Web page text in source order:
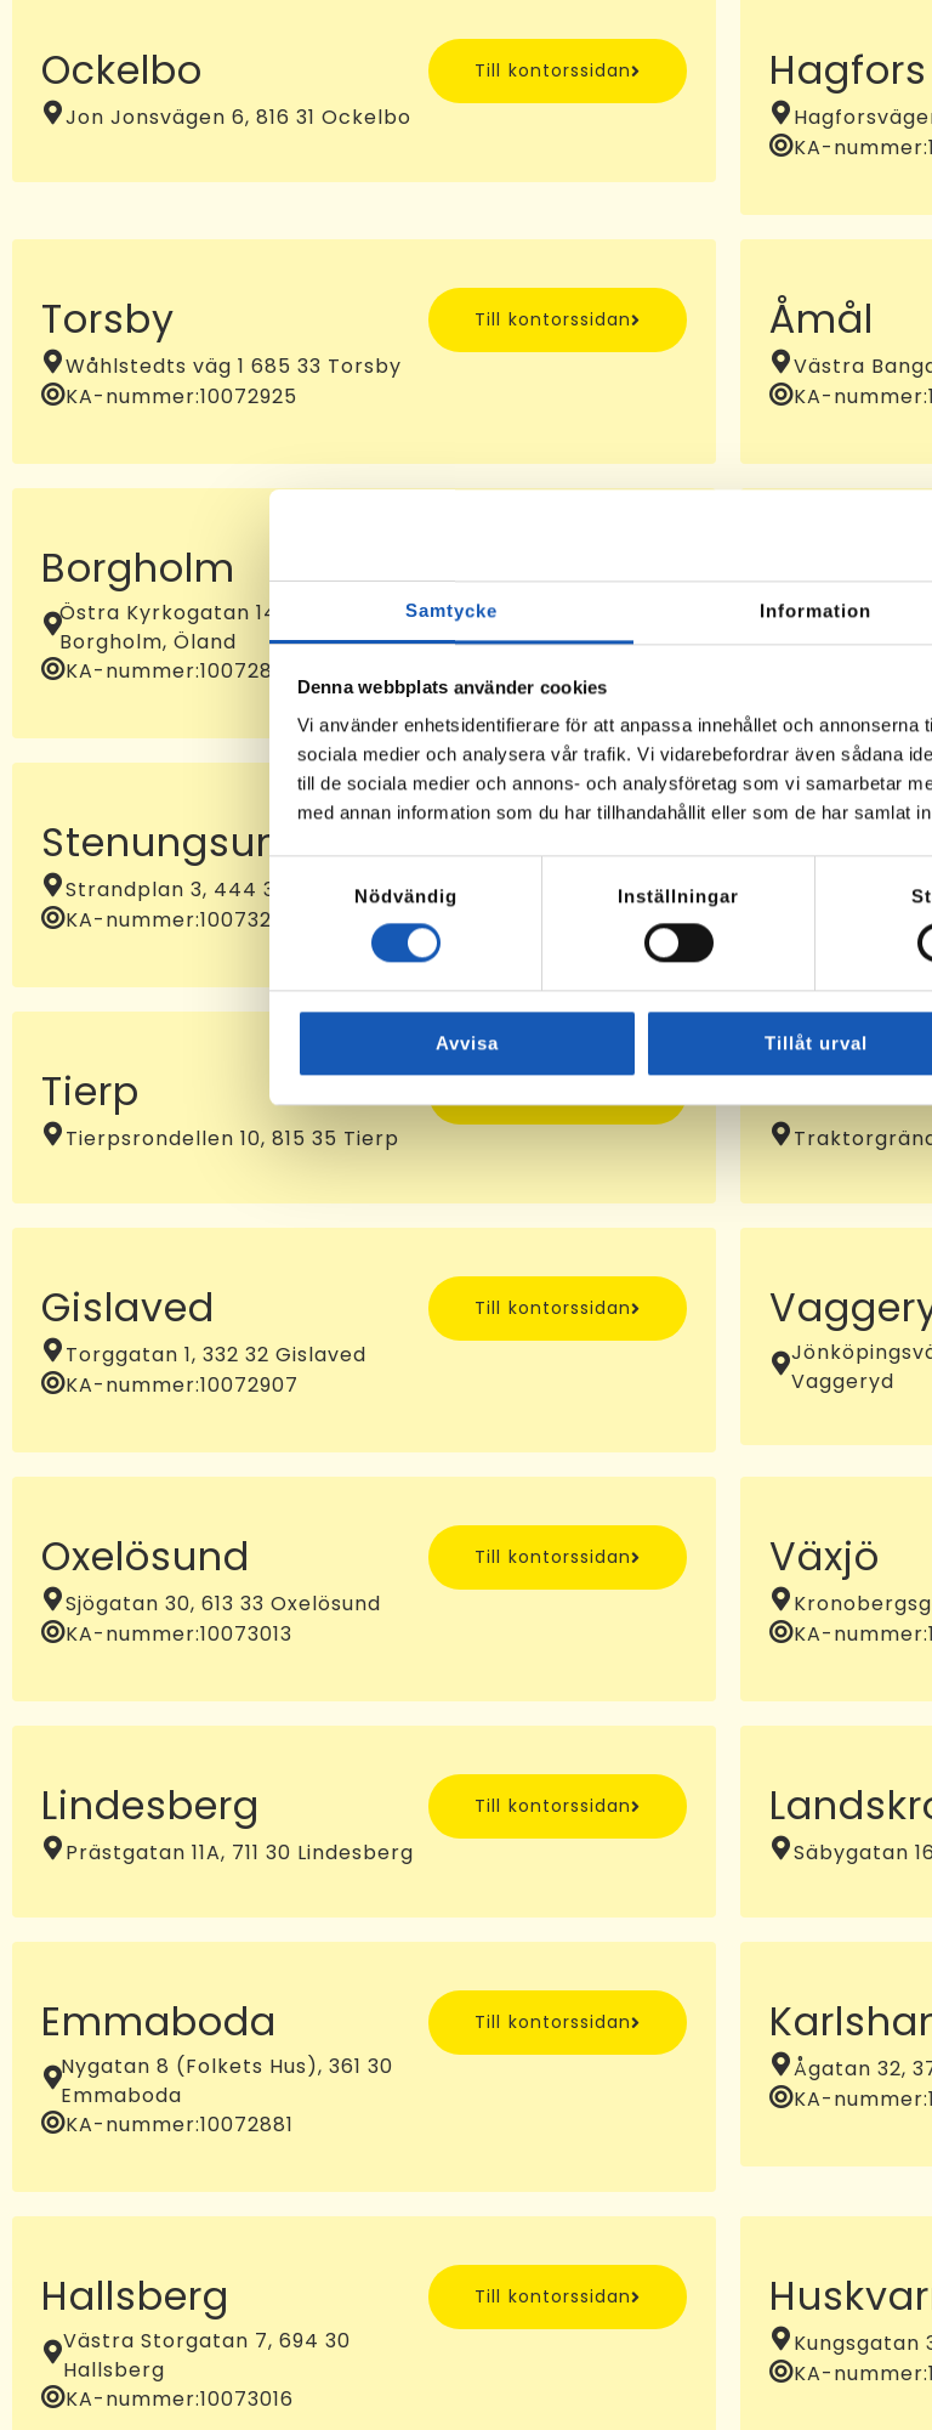
Samtycke Information
Denna webbplats använder cookies
Vi använder enhetsidentifierare för att anpassa innehållet och annonserna
sociala medier och analysera vår trafik. Vi vidarebefordrar även sådana
till de sociala medier och annons- och analysföretag som vi samarbetar
med annan information som du har tillhandahållit eller som de har samlat
Nödvändig
Inställningar
Avvisa Tillåt urval
Ockelbo
Jon Jonsvägen 6, 816 31 Ockelbo
Till kontorssidan Hagfors
KA-nummer:
Torsby
Wåhlstedts väg 1 685 33 Torsby
KA-nummer:10072925
Till kontorssidan Åmål
Västra
KA-nummer:
Borgholm
Östra Kyrkogatan 14B, 387 32
Borgholm, Öland
KA-nummer:10072881
Eksjö
Kaserngatan
Stenungsund
Strandplan 3, 444 31 Stenungsund
KA-nummer:10073232
Osby
KA-nummer:
Tierp
Tierpsrondellen 10, 815 35 Tierp
Lund
Gislaved
Torggatan 1, 332 32 Gislaved
KA-nummer:10072907
Till kontorssidan
Vaggeryd
Oxelösund
Sjögatan 30, 613 33 Oxelösund
KA-nummer:10073013
Till kontorssidan Växjö
KA-nummer:
Lindesberg
Prästgatan 11A, 711 30 Lindesberg
Till kontorssidan
Säbygatan
Emmaboda
Nygatan 8 (Folkets Hus), 361 30
Emmaboda
KA-nummer:10072881
Till kontorssidan
Ågatan 32,
KA-nummer:
Hallsberg
Västra Storgatan 7, 694 30
Hallsberg
KA-nummer:10073016
Till kontorssidan
Kungsgatan
KA-nummer: